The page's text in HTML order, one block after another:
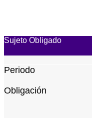
Sujeto Obligado
Periodo
Obligación